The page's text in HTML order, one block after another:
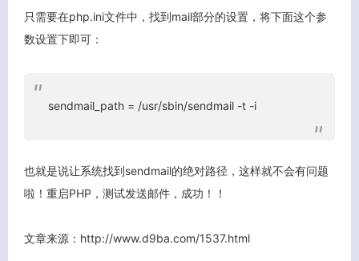
只需要在php.ini文件中，找到mail部分的设置，将下面这个参
数设置下即可：
sendmail_path = /usr/sbin/sendmail -t -i
也就是说让系统找到sendmail的绝对路径，这样就不会有问题
啦！重启PHP，测试发送邮件，成功！！
文章来源：http://www.d9ba.com/1537.html